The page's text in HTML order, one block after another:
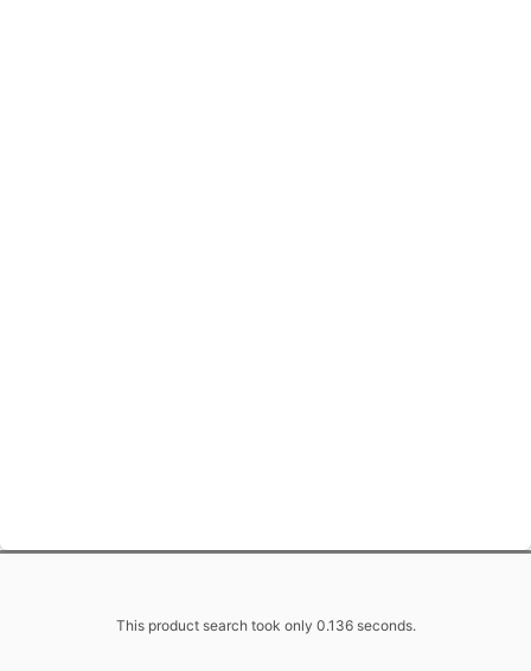
This product search took only 0.136 seconds.